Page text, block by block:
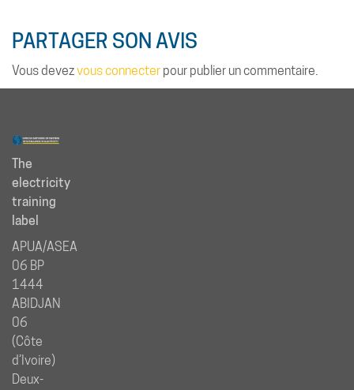
PARTAGER SON AVIS
Vous devezvous connecter pour publier un commentaire.
The
electricity
training
label
APUA/ASEA
06 BP
1444
ABIDJAN
06
(Côte
d’Ivoire)
Deux-